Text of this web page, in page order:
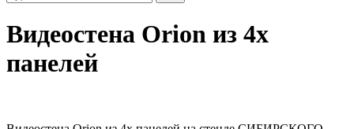
Видеостена Orion из 4х
панелей